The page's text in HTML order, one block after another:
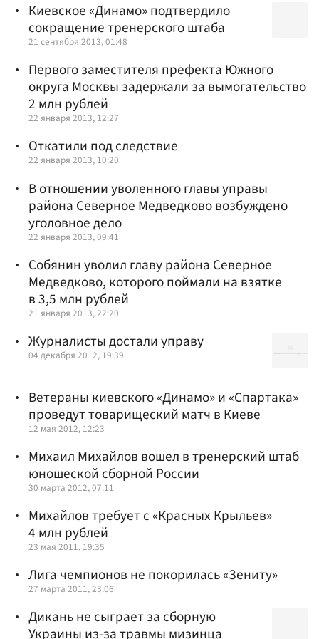
Киевское «Динамо» подтвердило
сокращение тренерского штаба
21 сентября 2013, 01:48
Первого заместителя префекта Южного
округа Москвы задержали за вымогательство
2 млн рублей
22 января 2013, 12:27
Откатили под следствие
22 января 2013, 10:20
В отношении уволенного главы управы
района Северное Медведково возбуждено
уголовное дело
22 января 2013, 09:41
Собянин уволил главу района Северное
Медведково, которого поймали на взятке
в 3,5 млн рублей
21 января 2013, 22:20
Журналисты достали управу
04 декабря 2012, 19:39
Ветераны киевского «Динамо» и «Спартака»
проведут товарищеский матч в Киеве
12 мая 2012, 12:23
Михаил Михайлов вошел в тренерский штаб
юношеской сборной России
30 марта 2012, 07:11
Михайлов требует с «Красных Крыльев»
4 млн рублей
23 мая 2011, 19:35
Лига чемпионов не покорилась «Зениту»
27 марта 2011, 23:06
Дикань не сыграет за сборную
Украины из-за травмы мизинца